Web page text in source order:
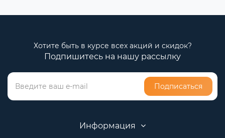
Хотите быть в курсе всех акций и скидок?
Подпишитесь на нашу рассылку
Подписаться
Информация